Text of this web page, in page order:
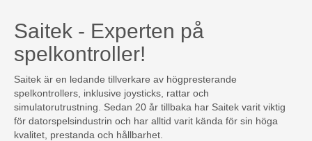
Saitek - Experten på
spelkontroller!
Saitek är en ledande tillverkare av högpresterande
spelkontrollers, inklusive joysticks, rattar och
simulatorutrustning. Sedan 20 år tillbaka har Saitek varit viktig
för datorspelsindustrin och har alltid varit kända för sin höga
kvalitet, prestanda och hållbarhet.